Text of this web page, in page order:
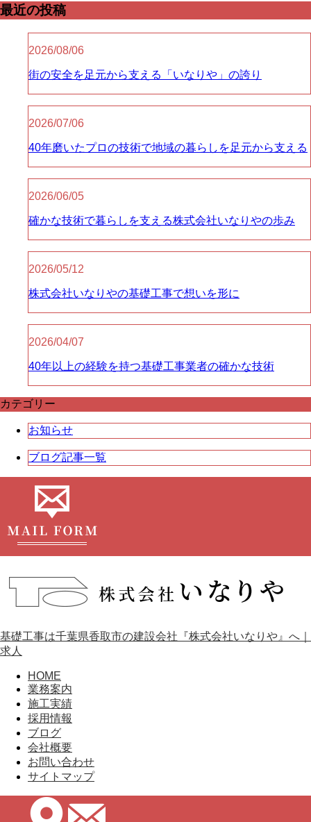
最近の投稿
2026/08/06
街の安全を足元から支える「いなりや」の誇り
2026/07/06
40年磨いたプロの技術で地域の暮らしを足元から支える
2026/06/05
確かな技術で暮らしを支える株式会社いなりやの歩み
2026/05/12
株式会社いなりやの基礎工事で想いを形に
2026/04/07
40年以上の経験を持つ基礎工事業者の確かな技術
カテゴリー
お知らせ
ブログ記事一覧
基礎工事は千葉県香取市の建設会社『株式会社いなりや』へ｜
求人
HOME
業務案内
施工実績
採用情報
ブログ
会社概要
お問い合わせ
サイトマップ